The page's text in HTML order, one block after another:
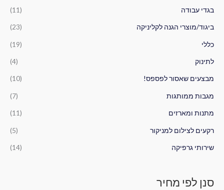
ב
:
בגדי עבודה (11)
ביגוד/מוצרי הגנה לקליניקה (23)
כללי (19)
לתינוק (4)
מבצעים שאסור לפספס! (10)
מגבות ממותגות (7)
מתנות ומארזים (11)
רקעים לצילום למניקור (5)
שירותי גרפיקה (14)
סנן לפי מחיר
נ
י
ס
י